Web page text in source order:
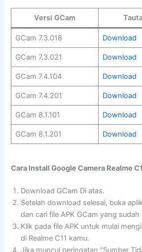
Versi GCam
GCam 7.3.018 Download
GCam 7.3.021 Download
GCam 7.4.104 Download
GCam 7.4.201 Download
GCam 8.1.101 Download
GCam 8.1.201 Download
Cara Install Google Camera Realme
Download GCam Di atas.
Setelah download selesai, buka
dan cari file APK GCam yang sudah
Klik pada file APK untuk mulai
di Realme C11 kamu.
Jika muncul peringatan “Sumber